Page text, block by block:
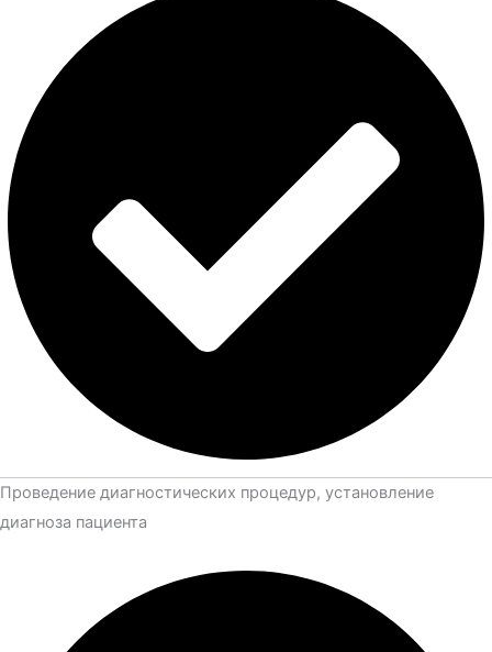
Проведение диагностических процедур, установление
диагноза пациента